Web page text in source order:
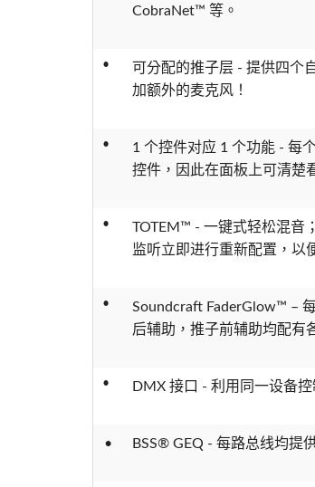
CobraNet™ 等。
•
可分配的推子层 - 提供四个
加额外的麦克风！
•
1 个控件对应 1 个功能 - 每
控件，因此在面板上可清楚
•
TOTEM™ - 一键式轻松混音
监听立即进行重新配置，以
•
Soundcraft FaderGlow™ –
后辅助，推子前辅助均配有
• DMX 接口 - 利用同一设备控
• BSS® GEQ - 每路总线均提